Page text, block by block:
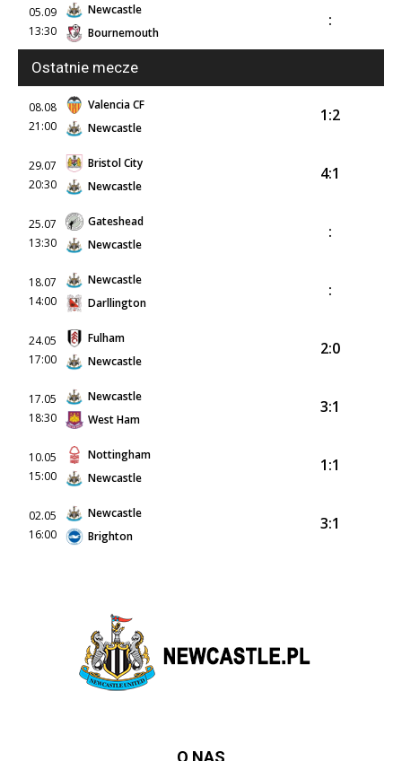
05.09
13:30
Newcastle
Bournemouth
:
Ostatnie mecze
08.08
21:00
Valencia CF
Newcastle
1:2
29.07
20:30
Bristol City
Newcastle
4:1
25.07
13:30
Gateshead
Newcastle
:
18.07
14:00
Newcastle
Darllington
:
24.05
17:00
Fulham
Newcastle
2:0
17.05
18:30
Newcastle
West Ham
3:1
10.05
15:00
Nottingham
Newcastle
1:1
02.05
16:00
Newcastle
Brighton
3:1
O NAS